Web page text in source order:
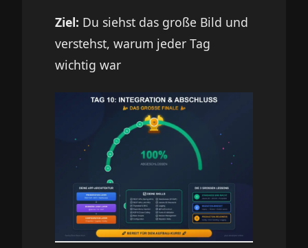
Ziel: Du siehst das große Bild und
verstehst, warum jeder Tag
wichtig war